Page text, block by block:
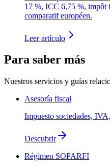
17 %, ICC 6,75 %, impôt
comparatif européen.
Leer artículo
Para saber más
Nuestros servicios y guías
Asesoría fiscal
Impuesto sociedades,
Descubrir
Régimen SOPARFI